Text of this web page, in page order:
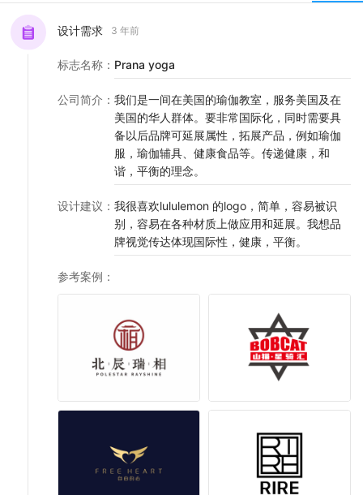
设计需求 3 年前
标志名称 ： Prana yoga
公司简介 ： 我们是一间在美国的瑜伽教室，服务美国及在
美国的华人群体。要非常国际化，同时需要具
备以后品牌可延展属性，拓展产品，例如瑜伽
服，瑜伽辅具、健康食品等。传递健康，和
谐，平衡的理念。
设计建议 ： 我很喜欢lululemon 的logo，简单，容易被识
别，容易在各种材质上做应用和延展。我想品
牌视觉传达体现国际性，健康，平衡。
参考案例 ：